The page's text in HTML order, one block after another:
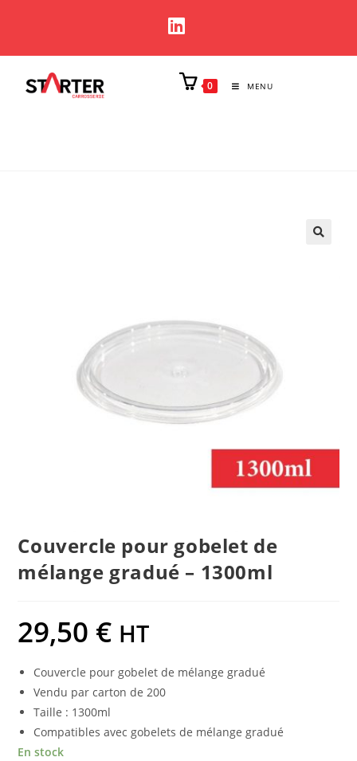
0 MENU
Couvercle pour gobelet de
mélange gradué – 1300ml
29,50 € HT
Couvercle pour gobelet de mélange gradué
Vendu par carton de 200
Taille : 1300ml
Compatibles avec gobelets de mélange gradué
En stock